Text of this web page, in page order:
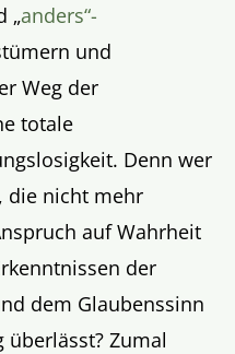
„anders“-
und
Weg der
totale
Denn wer
die nicht mehr
auf Wahrheit
der
dem Glaubenssinn
Zumal